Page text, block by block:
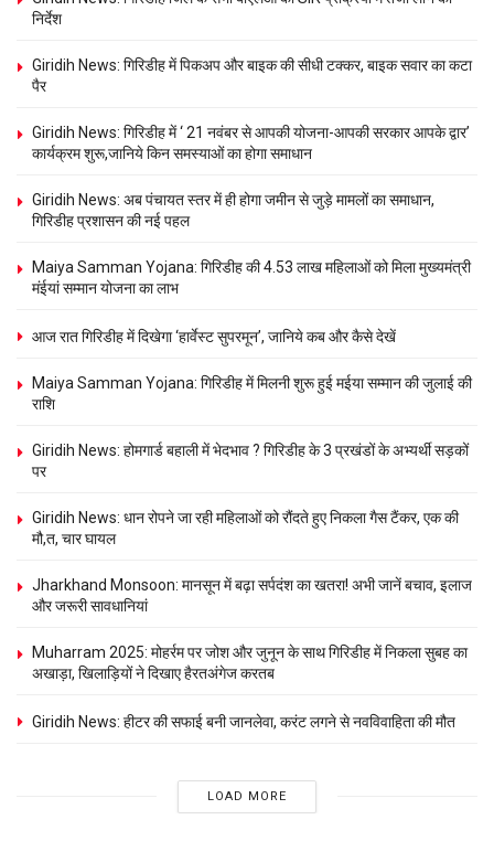
निर्देश
Giridih News: गिरिडीह में पिकअप और बाइक की सीधी टक्कर, बाइक सवार का कटा
पैर
Giridih News: गिरिडीह में ‘ 21 नवंबर से आपकी योजना-आपकी सरकार आपके द्वार’
कार्यक्रम शुरू,जानिये किन समस्याओं का होगा समाधान
Giridih News: अब पंचायत स्तर में ही होगा जमीन से जुड़े मामलों का समाधान,
गिरिडीह प्रशासन की नई पहल
Maiya Samman Yojana: गिरिडीह की 4.53 लाख महिलाओं को मिला मुख्यमंत्री
मंईयां सम्मान योजना का लाभ
आज रात गिरिडीह में दिखेगा ‘हार्वेस्ट सुपरमून’, जानिये कब और कैसे देखें
Maiya Samman Yojana: गिरिडीह में मिलनी शुरू हुई मईया सम्मान की जुलाई की
राशि
Giridih News: होमगार्ड बहाली में भेदभाव ? गिरिडीह के 3 प्रखंडों के अभ्यर्थी सड़कों
पर
Giridih News: धान रोपने जा रही महिलाओं को रौंदते हुए निकला गैस टैंकर, एक की
मौ,त, चार घायल
Jharkhand Monsoon: मानसून में बढ़ा सर्पदंश का खतरा! अभी जानें बचाव, इलाज
और जरूरी सावधानियां
Muharram 2025: मोहर्रम पर जोश और जुनून के साथ गिरिडीह में निकला सुबह का
अखाड़ा, खिलाड़‍ियों ने दिखाए हैरतअंगेज करतब
Giridih News: हीटर की सफाई बनी जानलेवा, करंट लगने से नवविवाहिता की मौत
LOAD MORE